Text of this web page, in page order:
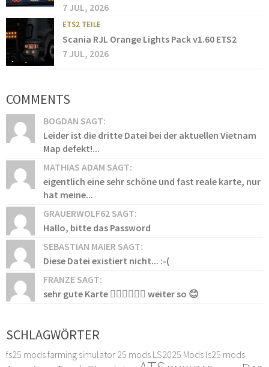
7 JUL, 2026
ETS2 TEILE
Scania RJL Orange Lights Pack v1.60 ETS2
7 JUL, 2026
COMMENTS
BOGDAN SAGT:
Leider ist die dritte Datei bei der aktuellen Vietnam
Map defekt!...
MATHIAS ADAM SAGT:
eigentlich eine sehr schöne und fast reale karte, nur
hat meine...
GRAUERWOLF62 SAGT:
Hallo, bitte das Password
SEBASTIAN MAIER SAGT:
Diese Datei existiert nicht... :-(
FRANZE SAGT:
sehr gute Karte 👍🏻👍🏻👍🏻 weiter so 😊
SCHLAGWÖRTER
fs25 modsfarming simulator 25 mods LS2025 Mods ls25 mods